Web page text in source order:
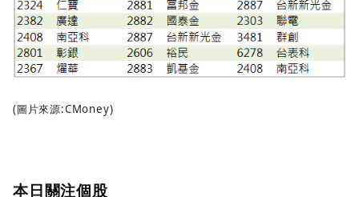
(圖片來源:CMoney)
本日關注個股